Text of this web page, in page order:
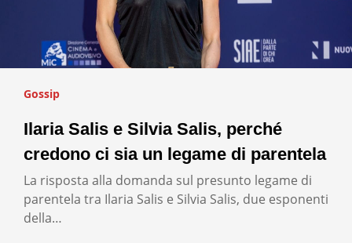
Gossip
Ilaria Salis e Silvia Salis, perché
credono ci sia un legame di parentela
La risposta alla domanda sul presunto legame di
parentela tra Ilaria Salis e Silvia Salis, due esponenti
della…